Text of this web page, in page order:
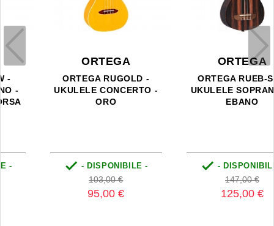
ORTEGA
ORTEGA RUGOLD -
UKULELE CONCERTO -
- DISPONIBILE -
Prezzo
ORTEGA
ORTEGA RUEB-SO -
UKULELE SOPRANO IN
- DISPONIBILE -
Prezzo
125,00 €